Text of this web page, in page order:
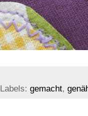
Labels: gemacht,